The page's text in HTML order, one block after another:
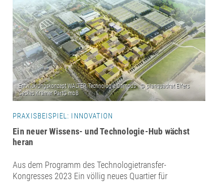
PRAXISBEISPIEL: INNOVATION
Ein neuer Wissens- und Technologie-Hub wächst
heran
Aus dem Programm des Technologietransfer-
Kongresses 2023 Ein völlig neues Quartier für